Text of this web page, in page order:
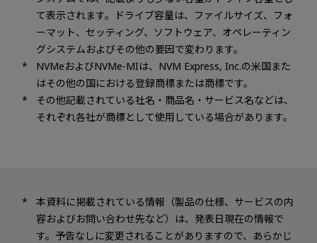
て表示されます。ドライブ容量は、ファイルサイズ、フォ
ーマット、セッティング、ソフトウェア、オペレーティン
グシステムおよびその他の要因で変わります。
NVMeおよびNVMe-MIは、NVM Express, Inc.の米国また
はその他の国における登録商標または商標です。
その他記載されている社名・商品名・サービス名などは、
それぞれ各社が商標として使用している場合があります。
本資料に掲載されている情報（製品の仕様、サービスの内
容およびお問い合わせ先など）は、発表日現在の情報で
す。予告なしに変更されることがありますので、あらかじ